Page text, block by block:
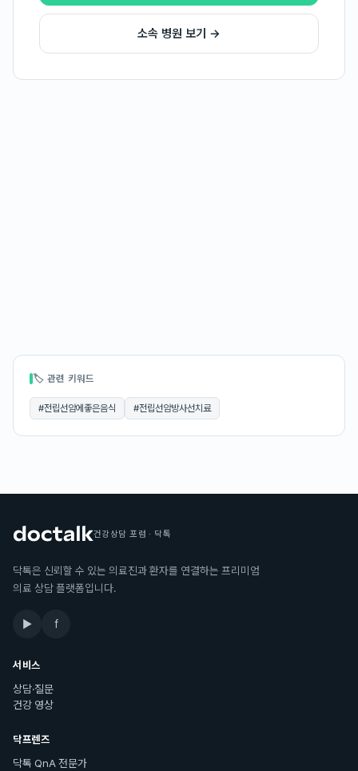
소속 병원 보기 →
🏷 관련 키워드
#전립선암에좋은음식 #전립선암방사선치료
건강상담 포럼 · 닥톡
닥톡은 신뢰할 수 있는 의료진과 환자를 연결하는 프리미엄
의료 상담 플랫폼입니다.
▶ f
서비스
상담·질문
건강 영상
닥프렌즈
닥톡 QnA 전문가